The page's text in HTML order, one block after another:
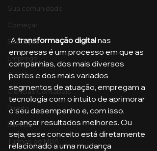
Sua comunidade
Começar
Educação
Emprego
Gestão
Ciências Contábeis
Direito
Bancos
Turmas de MBA
A transformação digital nas
empresas é um processo em que as
companhias, dos mais diversos
portes e dos mais variados
segmentos de atuação, empregam a
tecnologia com o intuito de aprimorar
o seu desempenho e, com isso,
alcançar resultados melhores. Ou
seja, esse conceito está diretamente
relacionado a uma mudança